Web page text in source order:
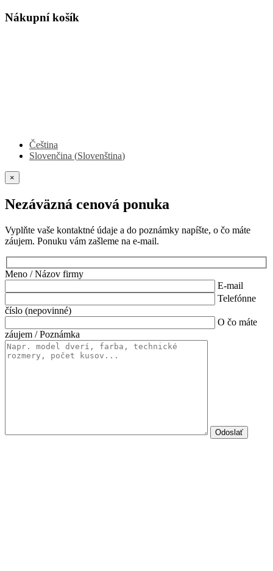
Nákupní košík
Čeština
Slovenčina (Slovenština)
×
Nezáväzná cenová ponuka
Vyplňte vaše kontaktné údaje a do poznámky napíšte, o čo máte
záujem. Ponuku vám zašleme na e-mail.
Meno / Názov firmy
E-mail
Telefónne
číslo (nepovinné)
O čo máte
záujem / Poznámka